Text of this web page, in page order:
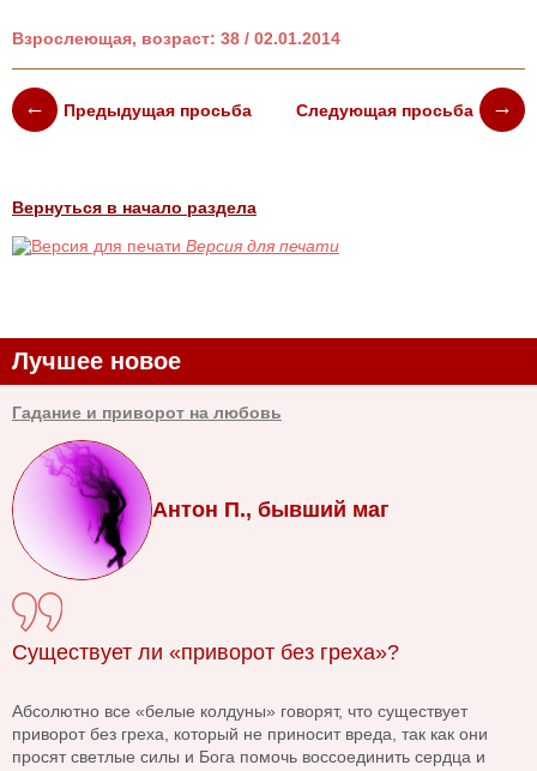
Взрослеющая, возраст: 38 / 02.01.2014
Предыдущая просьба Следующая просьба
Вернуться в начало раздела
Версия для печати
Лучшее новое
Гадание и приворот на любовь
Антон П., бывший маг
Существует ли «приворот без греха»?
Абсолютно все «белые колдуны» говорят, что существует
приворот без греха, который не приносит вреда, так как они
просят светлые силы и Бога помочь воссоединить сердца и